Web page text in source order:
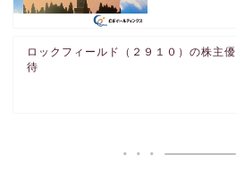
ロックフィールド（２９１０）の株主優
待